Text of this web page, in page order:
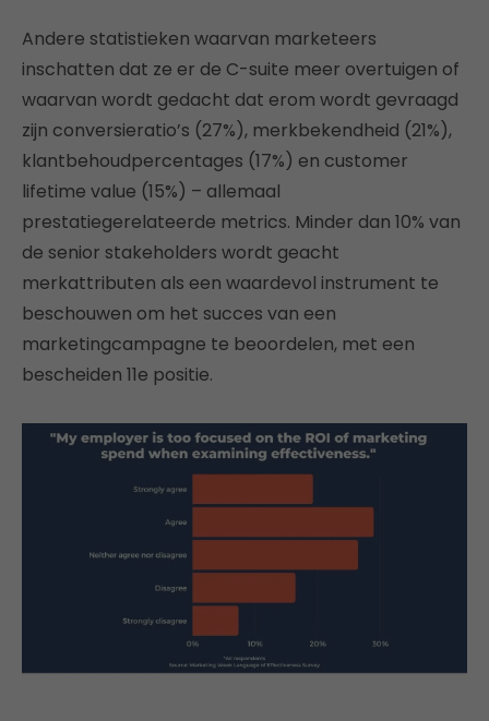
Andere statistieken waarvan marketeers
inschatten dat ze er de C-suite meer overtuigen of
waarvan wordt gedacht dat erom wordt gevraagd
zijn conversieratio’s (27%), merkbekendheid (21%),
klantbehoudpercentages (17%) en customer
lifetime value (15%) – allemaal
prestatiegerelateerde metrics. Minder dan 10% van
de senior stakeholders wordt geacht
merkattributen als een waardevol instrument te
beschouwen om het succes van een
marketingcampagne te beoordelen, met een
bescheiden 11e positie.